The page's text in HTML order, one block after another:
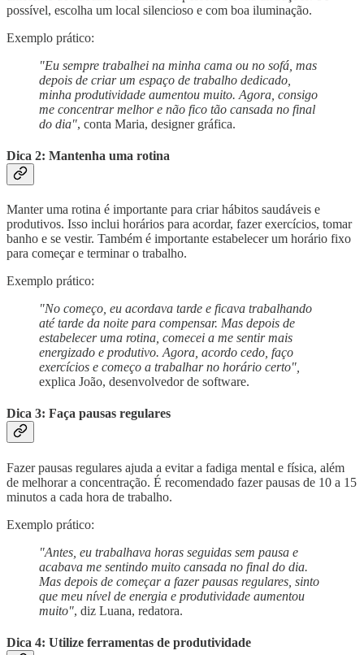
possível, escolha um local silencioso e com boa iluminação.
Exemplo prático:
"Eu sempre trabalhei na minha cama ou no sofá, mas
depois de criar um espaço de trabalho dedicado,
minha produtividade aumentou muito. Agora, consigo
me concentrar melhor e não fico tão cansada no final
do dia", conta Maria, designer gráfica.
Dica 2: Mantenha uma rotina
Manter uma rotina é importante para criar hábitos saudáveis e
produtivos. Isso inclui horários para acordar, fazer exercícios, tomar
banho e se vestir. Também é importante estabelecer um horário fixo
para começar e terminar o trabalho.
Exemplo prático:
"No começo, eu acordava tarde e ficava trabalhando
até tarde da noite para compensar. Mas depois de
estabelecer uma rotina, comecei a me sentir mais
energizado e produtivo. Agora, acordo cedo, faço
exercícios e começo a trabalhar no horário certo",
explica João, desenvolvedor de software.
Dica 3: Faça pausas regulares
Fazer pausas regulares ajuda a evitar a fadiga mental e física, além
de melhorar a concentração. É recomendado fazer pausas de 10 a 15
minutos a cada hora de trabalho.
Exemplo prático:
"Antes, eu trabalhava horas seguidas sem pausa e
acabava me sentindo muito cansada no final do dia.
Mas depois de começar a fazer pausas regulares, sinto
que meu nível de energia e produtividade aumentou
muito", diz Luana, redatora.
Dica 4: Utilize ferramentas de produtividade